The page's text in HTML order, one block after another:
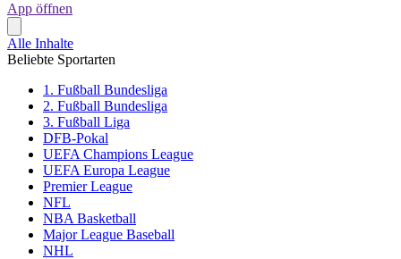
App öffnen
Alle Inhalte
Beliebte Sportarten
1. Fußball Bundesliga
2. Fußball Bundesliga
3. Fußball Liga
DFB-Pokal
UEFA Champions League
UEFA Europa League
Premier League
NFL
NBA Basketball
Major League Baseball
NHL